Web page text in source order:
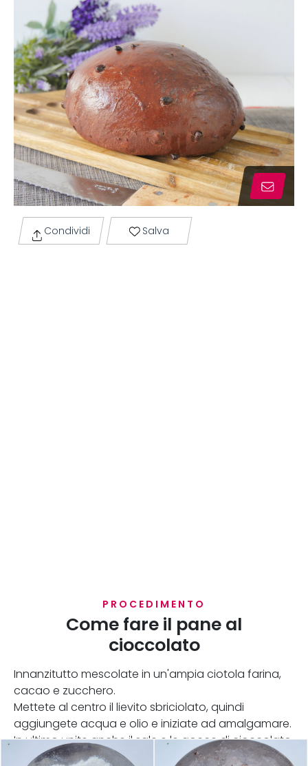
Condividi Salva
PROCEDIMENTO
Come fare il pane al
cioccolato
Innanzitutto mescolate in un'ampia ciotola farina,
cacao e zucchero.
Mettete al centro il lievito sbriciolato, quindi
aggiungete acqua e olio e iniziate ad amalgamare.
In ultimo unite anche il sale e le gocce di cioccolato.